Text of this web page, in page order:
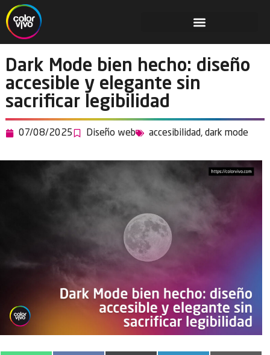
Dark Mode bien hecho: diseño
accesible y elegante sin
sacrificar legibilidad
07/08/2025 Diseño web accesibilidad, dark mode